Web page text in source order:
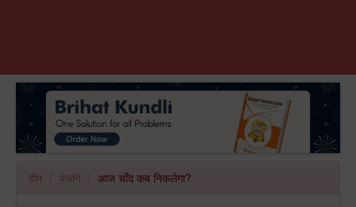
होम पंचांग आज चाँद कब निकलेगा?